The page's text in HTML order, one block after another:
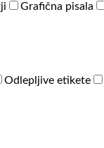
Grafična pisala
Odlepljive etikete